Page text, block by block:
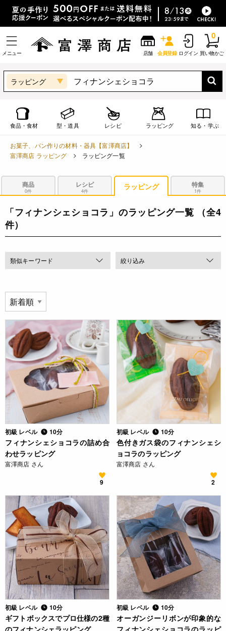
メニュー 店舗 会員登録 ログイン 買い物かご
0
ラッピング
食品・食材 型・道具 レシピ ラッピング 知る・学ぶ
お菓子、パン作りの材料・器具【富澤商店】
富澤商店 ラッピング
ラッピング一覧
商品
0件
レシピ
4件 ラッピング 特集
1件
「フィナンシェショコラ」のラッピング一覧
（全4
件）
類似キーワード 絞り込み
初級 レベル 10分
フィナンシェショコラの詰め合
わせラッピング
富澤商店 さん
9
初級 レベル 10分
色付きガス袋のフィナンシェシ
ョコラのラッピング
富澤商店 さん
2
初級 レベル 10分
ギフトボックスでプロ仕様の2種
初級 レベル 10分
オーガンジーリボンが印象的な